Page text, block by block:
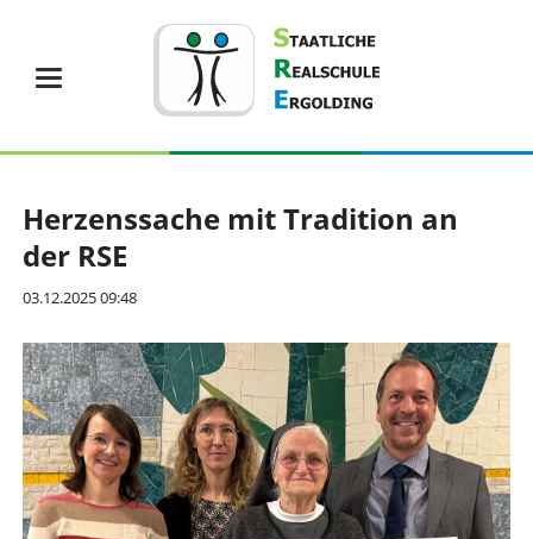
Herzenssache mit Tradition an
der RSE
03.12.2025 09:48